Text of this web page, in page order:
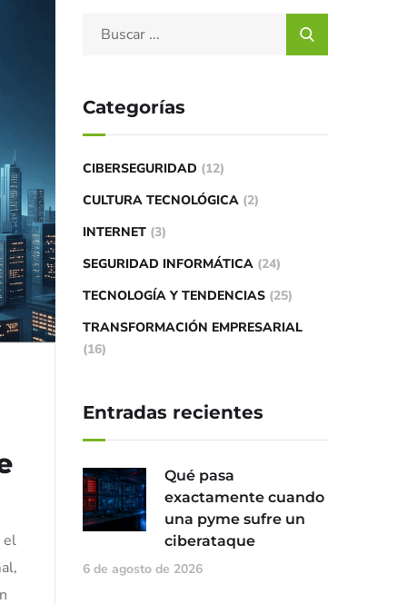
el
Categorías
CIBERSEGURIDAD (12)
CULTURA TECNOLÓGICA (2)
INTERNET (3)
SEGURIDAD INFORMÁTICA (24)
TECNOLOGÍA Y TENDENCIAS (25)
TRANSFORMACIÓN EMPRESARIAL
(16)
Entradas recientes
Qué pasa
exactamente cuando
una pyme sufre un
ciberataque
6 de agosto de 2026